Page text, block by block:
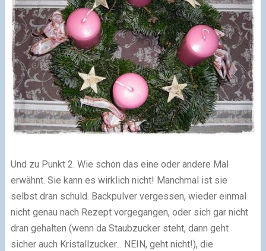
Und zu Punkt 2. Wie schon das eine oder andere Mal
erwähnt. Sie kann es wirklich nicht! Manchmal ist sie
selbst dran schuld. Backpulver vergessen, wieder einmal
nicht genau nach Rezept vorgegangen, oder sich gar nicht
dran gehalten (wenn da Staubzucker steht, dann geht
sicher auch Kristallzucker... NEIN, geht nicht!), die